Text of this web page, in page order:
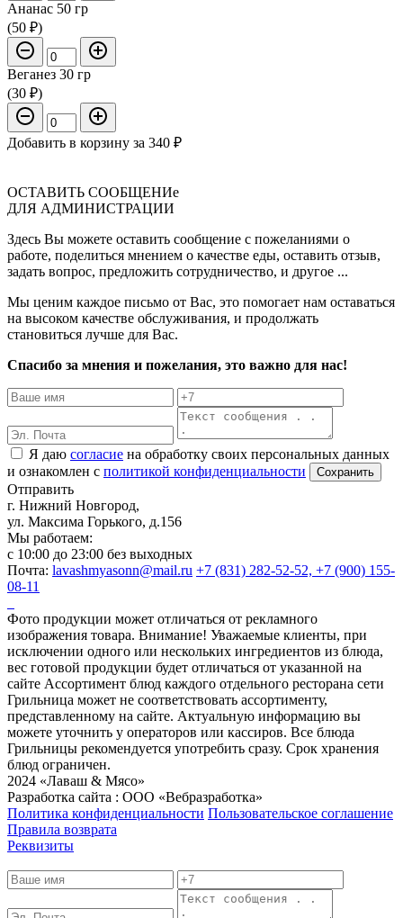
Ананас 50 гр
(50 ₽)
Веганез 30 гр
(30 ₽)
Добавить в корзину за 340 ₽
ОСТАВИТЬ СООБЩЕНИе
ДЛЯ АДМИНИСТРАЦИИ
Здесь Вы можете оставить сообщение с пожеланиями о
работе, поделиться мнением о качестве еды, оставить отзыв,
задать вопрос, предложить сотрудничество, и другое ...
Мы ценим каждое письмо от Вас, это помогает нам оставаться
на высоком качестве обслуживания, и продолжать
становиться лучше для Вас.
Спасибо за мнения и пожелания, это важно для нас!
Я даю согласие на обработку своих персональных данных
и ознакомлен с политикой конфиденциальности
Отправить
г. Нижний Новгород,
ул. Максима Горького, д.156
Мы работаем:
c 10:00 до 23:00 без выходных
Почта: lavashmyasonn@mail.ru +7 (831) 282-52-52, +7 (900) 155-
08-11
Фото продукции может отличаться от рекламного
изображения товара. Внимание! Уважаемые клиенты, при
исключении одного или нескольких ингредиентов из блюда,
вес готовой продукции будет отличаться от указанной на
сайте Ассортимент блюд каждого отдельного ресторана сети
Грильница может не соответствовать ассортименту,
представленному на сайте. Актуальную информацию вы
можете уточнить у операторов или кассиров. Все блюда
Грильницы рекомендуется употребить сразу. Срок хранения
блюд ограничен.
2024 «Лаваш & Мясо»
Разработка сайта : ООО «Вебразработка»
Политика конфиденциальности Пользовательское соглашение
Правила возврата
Реквизиты